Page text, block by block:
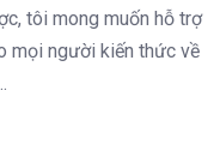
tôi mong muốn hỗ trợ
mọi người kiến thức về